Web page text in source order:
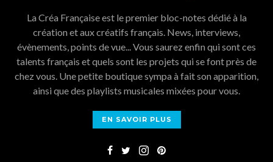
La Créa Française est le premier bloc-notes dédié à la
création et aux créatifs français. News, interviews,
évènements, points de vue... Vous saurez enfin qui sont ces
talents français et quels sont les projets qui se font près de
chez vous. Une petite boutique sympa à fait son apparition,
ainsi que des playlists musicales mixées pour vous.
EN SAVOIR PLUS